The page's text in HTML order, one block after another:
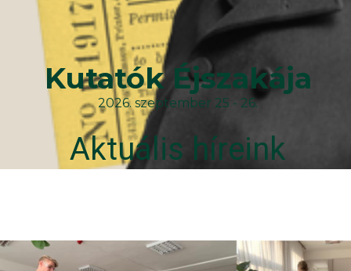
Kutatók Éjszakája
2026. szeptember 25 - 26.
Aktuális híreink